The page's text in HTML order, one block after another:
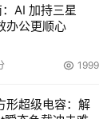
政府各个级别
推销LeftHand
AI 加持三星
办公更顺心
1999
形超级电容：解